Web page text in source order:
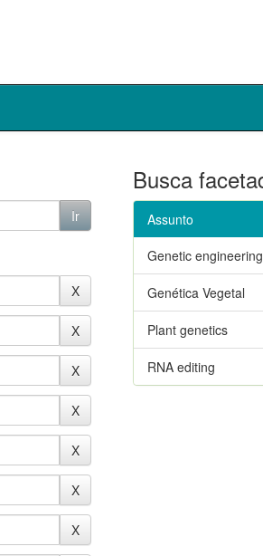
Busca
Assunto
Genetic engineering
Genética Vegetal
Plant genetics
RNA editing